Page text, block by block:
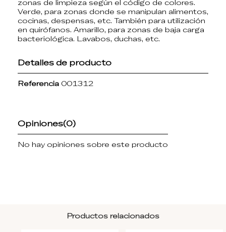
zonas de limpieza según el código de colores.
Verde, para zonas donde se manipulan alimentos,
cocinas, despensas, etc. También para utilización
en quirófanos. Amarillo, para zonas de baja carga
bacteriológica. Lavabos, duchas, etc.
Detalles de producto
Referencia 001312
Opiniones(0)
No hay opiniones sobre este producto
Productos relacionados